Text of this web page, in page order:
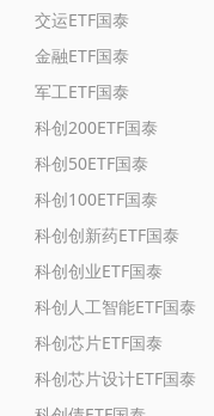
交运ETF国泰
金融ETF国泰
军工ETF国泰
科创200ETF国泰
科创50ETF国泰
科创100ETF国泰
科创创新药ETF国泰
科创创业ETF国泰
科创人工智能ETF国泰
科创芯片ETF国泰
科创芯片设计ETF国泰